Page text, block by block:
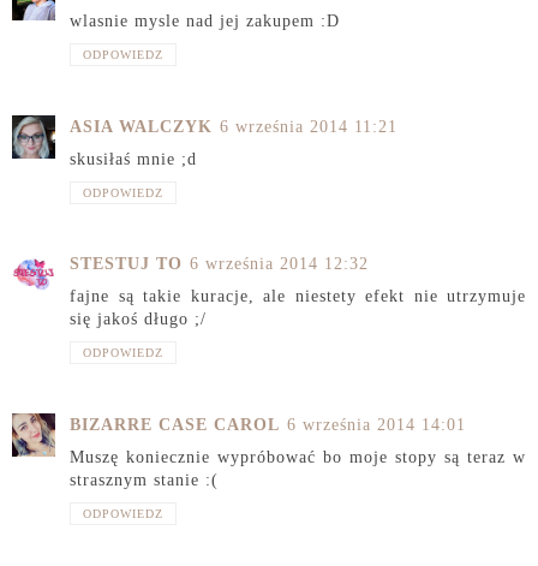
wlasnie mysle nad jej zakupem :D
ODPOWIEDZ
ASIA WALCZYK 6 września 2014 11:21
skusiłaś mnie ;d
ODPOWIEDZ
STESTUJ TO 6 września 2014 12:32
fajne są takie kuracje, ale niestety efekt nie utrzymuje
się jakoś długo ;/
ODPOWIEDZ
BIZARRE CASE CAROL 6 września 2014 14:01
Muszę koniecznie wypróbować bo moje stopy są teraz w
strasznym stanie :(
ODPOWIEDZ